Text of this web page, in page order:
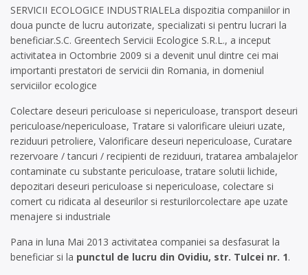
SERVICII ECOLOGICE INDUSTRIALELa dispozitia companiilor in
doua puncte de lucru autorizate, specializati si pentru lucrari la
beneficiar.S.C. Greentech Servicii Ecologice S.R.L., a inceput
activitatea in Octombrie 2009 si a devenit unul dintre cei mai
importanti prestatori de servicii din Romania, in domeniul
serviciilor ecologice
Colectare deseuri periculoase si nepericuloase, transport deseuri
periculoase/nepericuloase, Tratare si valorificare uleiuri uzate,
reziduuri petroliere, Valorificare deseuri nepericuloase, Curatare
rezervoare / tancuri / recipienti de reziduuri, tratarea ambalajelor
contaminate cu substante periculoase, tratare solutii lichide,
depozitari deseuri periculoase si nepericuloase, colectare si
comert cu ridicata al deseurilor si resturilorcolectare ape uzate
menajere si industriale
Pana in luna Mai 2013 activitatea companiei sa desfasurat la
beneficiar si la punctul de lucru din Ovidiu, str. Tulcei nr. 1.